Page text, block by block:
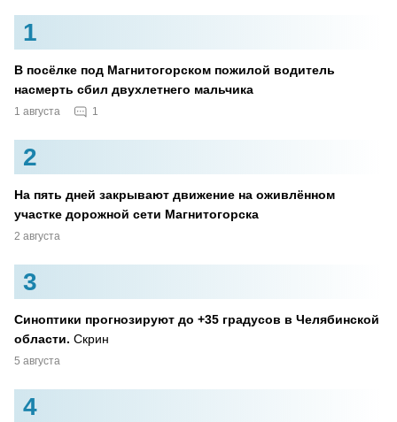
1
В посёлке под Магнитогорском пожилой водитель
насмерть сбил двухлетнего мальчика
1 августа 1
2
На пять дней закрывают движение на оживлённом
участке дорожной сети Магнитогорска
2 августа
3
Синоптики прогнозируют до +35 градусов в Челябинской
области. Скрин
5 августа
4